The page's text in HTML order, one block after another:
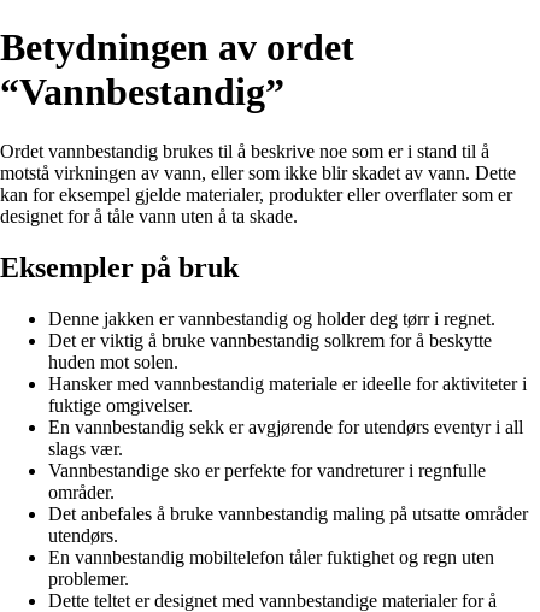
Betydningen av ordet
“Vannbestandig”
Ordet vannbestandig brukes til å beskrive noe som er i stand til å
motstå virkningen av vann, eller som ikke blir skadet av vann. Dette
kan for eksempel gjelde materialer, produkter eller overflater som er
designet for å tåle vann uten å ta skade.
Eksempler på bruk
Denne jakken er vannbestandig og holder deg tørr i regnet.
Det er viktig å bruke vannbestandig solkrem for å beskytte
huden mot solen.
Hansker med vannbestandig materiale er ideelle for aktiviteter i
fuktige omgivelser.
En vannbestandig sekk er avgjørende for utendørs eventyr i all
slags vær.
Vannbestandige sko er perfekte for vandreturer i regnfulle
områder.
Det anbefales å bruke vannbestandig maling på utsatte områder
utendørs.
En vannbestandig mobiltelefon tåler fuktighet og regn uten
problemer.
Dette teltet er designet med vannbestandige materialer for å